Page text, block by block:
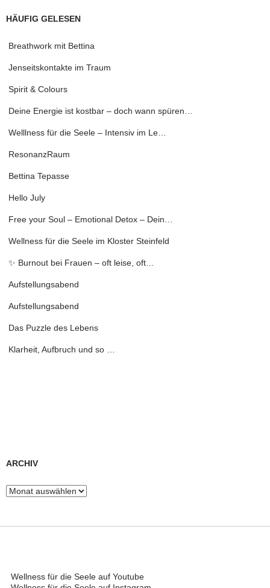
HÄUFIG GELESEN
Breathwork mit Bettina
Jenseitskontakte im Traum
Spirit & Colours
Deine Energie ist kostbar – doch wann spüren…
Welllness für die Seele – Intensiv im Le…
ResonanzRaum
Bettina Tepasse
Hello July
Free your Soul – Emotional Detox – Dein…
Wellness für die Seele im Kloster Steinfeld
✨ Burnout bei Frauen – oft leise, oft…
Aufstellungsabend
Aufstellungsabend
Das Puzzle des Lebens
Klarheit, Aufbruch und so …
ARCHIV
Archiv
Wellness für die Seele auf Youtube